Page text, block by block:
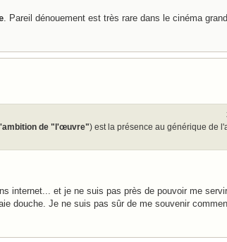
. Pareil dénouement est très rare dans le cinéma
de "l'œuvre") est la présence au générique de
internet... et je ne suis pas près de pouvoir me
douche. Je ne suis pas sûr de me souvenir